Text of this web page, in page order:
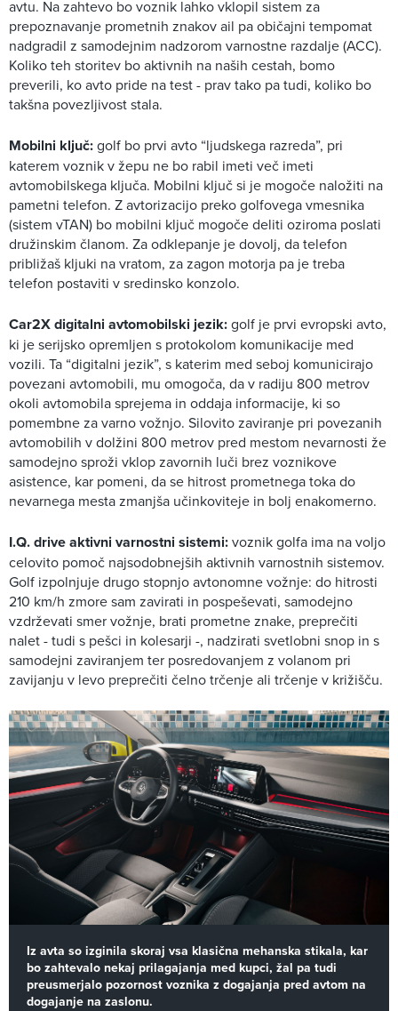
avtu. Na zahtevo bo voznik lahko vklopil sistem za
prepoznavanje prometnih znakov ail pa običajni tempomat
nadgradil z samodejnim nadzorom varnostne razdalje (ACC).
Koliko teh storitev bo aktivnih na naših cestah, bomo
preverili, ko avto pride na test - prav tako pa tudi, koliko bo
takšna povezljivost stala.
Mobilni ključ:golf bo prvi avto “ljudskega razreda”, pri
katerem voznik v žepu ne bo rabil imeti več imeti
avtomobilskega ključa. Mobilni ključ si je mogoče naložiti na
pametni telefon. Z avtorizacijo preko golfovega vmesnika
(sistem vTAN) bo mobilni ključ mogoče deliti oziroma poslati
družinskim članom. Za odklepanje je dovolj, da telefon
približaš kljuki na vratom, za zagon motorja pa je treba
telefon postaviti v sredinsko konzolo.
Car2X digitalni avtomobilski jezik:golf je prvi evropski avto,
ki je serijsko opremljen s protokolom komunikacije med
vozili. Ta “digitalni jezik”, s katerim med seboj komunicirajo
povezani avtomobili, mu omogoča, da v radiju 800 metrov
okoli avtomobila sprejema in oddaja informacije, ki so
pomembne za varno vožnjo. Silovito zaviranje pri povezanih
avtomobilih v dolžini 800 metrov pred mestom nevarnosti že
samodejno sproži vklop zavornih luči brez voznikove
asistence, kar pomeni, da se hitrost prometnega toka do
nevarnega mesta zmanjša učinkoviteje in bolj enakomerno.
I.Q. drive aktivni varnostni sistemi:voznik golfa ima na voljo
celovito pomoč najsodobnejših aktivnih varnostnih sistemov.
Golf izpolnjuje drugo stopnjo avtonomne vožnje: do hitrosti
210 km/h zmore sam zavirati in pospeševati, samodejno
vzdrževati smer vožnje, brati prometne znake, preprečiti
nalet - tudi s pešci in kolesarji -, nadzirati svetlobni snop in s
samodejni zaviranjem ter posredovanjem z volanom pri
zavijanju v levo preprečiti čelno trčenje ali trčenje v križišču.
Iz avta so izginila skoraj vsa klasična mehanska stikala, kar
bo zahtevalo nekaj prilagajanja med kupci, žal pa tudi
preusmerjalo pozornost voznika z dogajanja pred avtom na
dogajanje na zaslonu.